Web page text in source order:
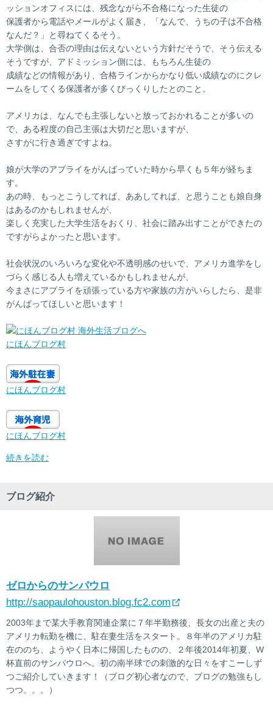
ッションオフィスには、残念ながら不合格になった生徒の
保護者から電話やメールがよく届き、「なんで、うちの子は不合格
なんだ？」と尋ねてくるそう。
大学側は、合否の理由は伝えないという方針だそうで、そう伝える
そうですが、アドミッション側には、もちろん生徒の
成績などの情報があり、合格ラインからかなり低い成績なのにクレ
ームをしてくる保護者が多くびっくりしたとのこと。
アメリカは、なんでも主張しないと放っておかれることが多いの
で、ある程度の自己主張は大切だと思いますが、
さすがに行き過ぎですよね。
娘が大学のアプライをがんばっていた時から早くも５年が経ちま
す。
あの時、もっとこうしてれば、ああしてれば、と思うことも娘自身
はあるのかもしれませんが、
楽しく充実した大学生活をおくり、社会に踏み出すことができたの
ですがらよかったと思います。
社会状況のいろいろな変化や不透明感のせいで、アメリカ進学をし
づらく感じる人も増えているかもしれませんが、
今まさにアプライを頑張っている方や家族の方がいらしたら、是非
がんばってほしいと思います！
にほんブログ村
にほんブログ村
にほんブログ村
続きを読む
ブログ紹介
ゼロからのサンパウロ
http://saopaulohouston.blog.fc2.com
2003年まで某大手教育関連企業に７年半勤務後、長女の出産と夫の
アメリカ転勤を機に、駐在妻生活をスタート。８年半のアメリカ駐
在ののち、ようやく日本に帰国したものの、２年後2014年初夏、W
杯直前のサンパウロへ。初の南半球での刺激的な日々をすこーしず
つご紹介していきます！（ブログ初心者なので、ブログの勉強もし
つつ。。。）